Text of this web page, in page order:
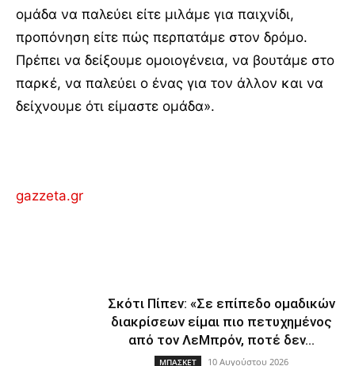
ομάδα να παλεύει είτε μιλάμε για παιχνίδι,
προπόνηση είτε πώς περπατάμε στον δρόμο.
Πρέπει να δείξουμε ομοιογένεια, να βουτάμε στο
παρκέ, να παλεύει ο ένας για τον άλλον και να
δείχνουμε ότι είμαστε ομάδα».
gazzeta.gr
Σκότι Πίπεν: «Σε επίπεδο ομαδικών
διακρίσεων είμαι πιο πετυχημένος
από τον ΛεΜπρόν, ποτέ δεν...
ΜΠΑΣΚΕΤ 10 Αυγούστου 2026